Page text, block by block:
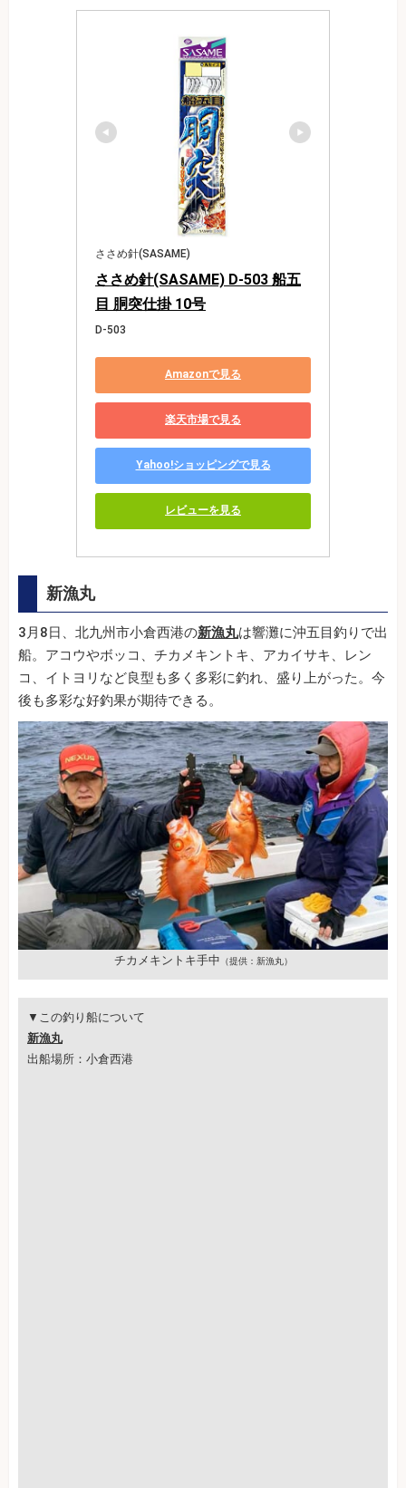
ささめ針(SASAME)
ささめ針(SASAME) D-503 船五
目 胴突仕掛 10号
D-503
Amazonで見る
楽天市場で見る
Yahoo!ショッピングで見る
レビューを見る
新漁丸
3月8日、北九州市小倉西港の新漁丸は響灘に沖五目釣りで出
船。アコウやボッコ、チカメキントキ、アカイサキ、レン
コ、イトヨリなど良型も多く多彩に釣れ、盛り上がった。今
後も多彩な好釣果が期待できる。
チカメキントキ手中 （提供：新漁丸）
▼この釣り船について
新漁丸
出船場所：小倉西港